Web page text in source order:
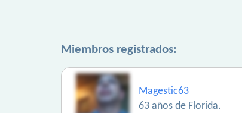
Miembros registrados:
Magestic63
63 años de Florida.